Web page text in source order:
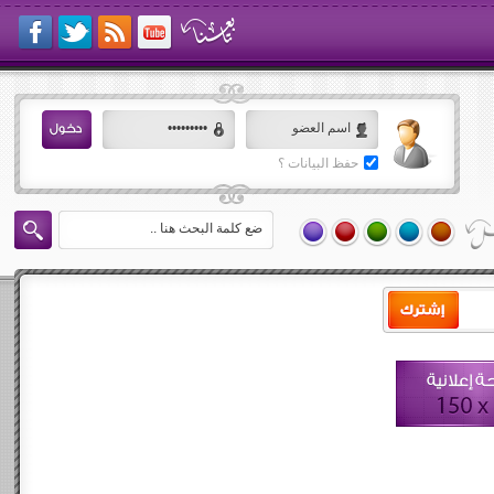
حفظ البيانات ؟